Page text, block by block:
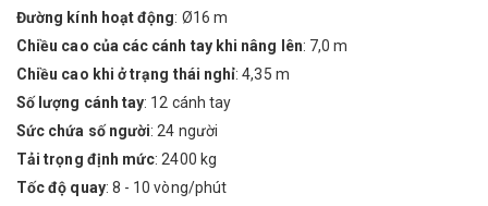
Đường kính hoạt động: Ø16 m
Chiều cao của các cánh tay khi nâng lên: 7,0 m
Chiều cao khi ở trạng thái nghỉ: 4,35 m
Số lượng cánh tay: 12 cánh tay
Sức chứa số người: 24 người
Tải trọng định mức: 2400 kg
Tốc độ quay: 8 - 10 vòng/phút